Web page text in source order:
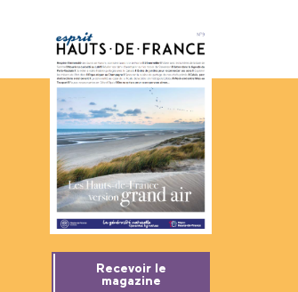
Recevoir le
magazine